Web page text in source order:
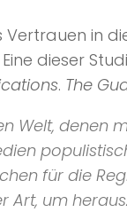
in
dieser
. The
Welt, denen
für die
um